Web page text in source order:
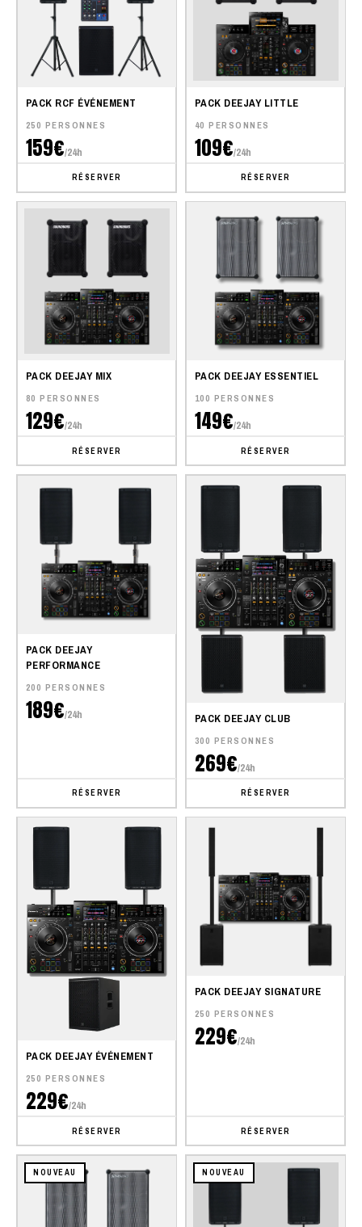
PACK RCF ÉVÉNEMENT
250 PERSONNES
159€/24h
RÉSERVER
PACK DEEJAY LITTLE
40 PERSONNES
109€/24h
RÉSERVER
PACK DEEJAY MIX
80 PERSONNES
129€/24h
RÉSERVER
PACK DEEJAY ESSENTIEL
100 PERSONNES
149€/24h
RÉSERVER
PACK DEEJAY
PERFORMANCE
200 PERSONNES
189€/24h
RÉSERVER
PACK DEEJAY CLUB
300 PERSONNES
269€/24h
RÉSERVER
PACK DEEJAY ÉVÉNEMENT
250 PERSONNES
229€/24h
RÉSERVER
PACK DEEJAY SIGNATURE
250 PERSONNES
229€/24h
RÉSERVER
NOUVEAU NOUVEAU